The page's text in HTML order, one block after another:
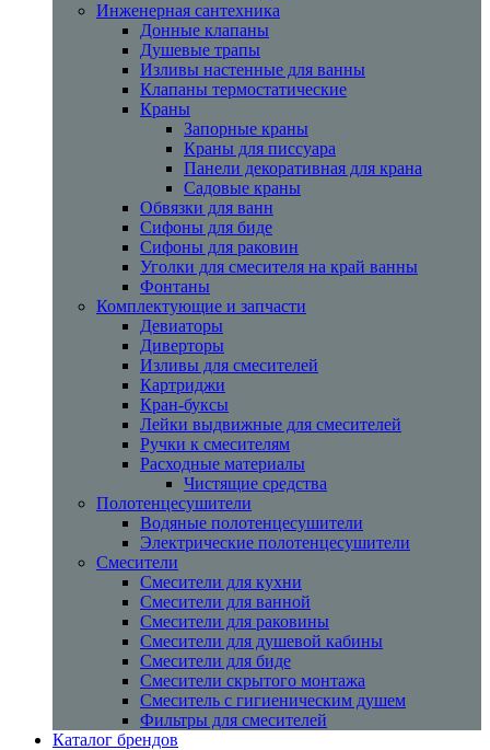
Инженерная сантехника
Донные клапаны
Душевые трапы
Изливы настенные для ванны
Клапаны термостатические
Краны
Запорные краны
Краны для писсуара
Панели декоративная для крана
Садовые краны
Обвязки для ванн
Сифоны для биде
Сифоны для раковин
Уголки для смесителя на край ванны
Фонтаны
Комплектующие и запчасти
Девиаторы
Диверторы
Изливы для смесителей
Картриджи
Кран-буксы
Лейки выдвижные для смесителей
Ручки к смесителям
Расходные материалы
Чистящие средства
Полотенцесушители
Водяные полотенцесушители
Электрические полотенцесушители
Смесители
Смесители для кухни
Смесители для ванной
Смесители для раковины
Смесители для душевой кабины
Смесители для биде
Смесители скрытого монтажа
Смеситель с гигиеническим душем
Фильтры для смесителей
Каталог брендов